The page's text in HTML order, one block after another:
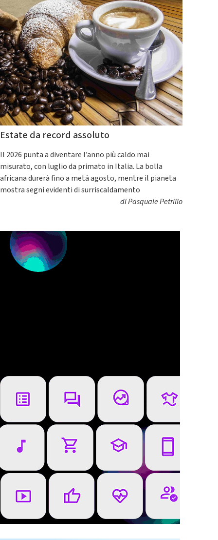
Estate da record assoluto
Il 2026 punta a diventare l’anno più caldo mai
misurato, con luglio da primato in Italia. La bolla
africana durerà fino a metà agosto, mentre il pianeta
mostra segni evidenti di surriscaldamento
diPasquale Petrillo